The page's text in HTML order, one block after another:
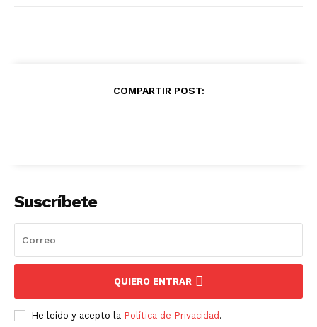
COMPARTIR POST:
Suscríbete
QUIERO ENTRAR
He leído y acepto la Política de Privacidad .